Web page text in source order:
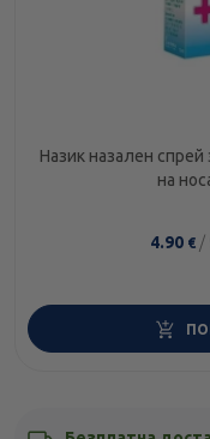
Назик назален спрей за деца
на
4.90 € /